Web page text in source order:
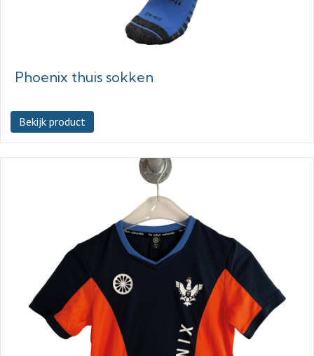
Phoenix thuis sokken
Bekijk product